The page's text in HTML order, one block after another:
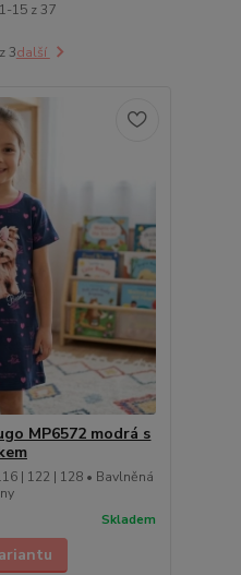
15 z 37
z 3další
MP6572 modrá s
| 122 | 128 • Bavlněná
Skladem